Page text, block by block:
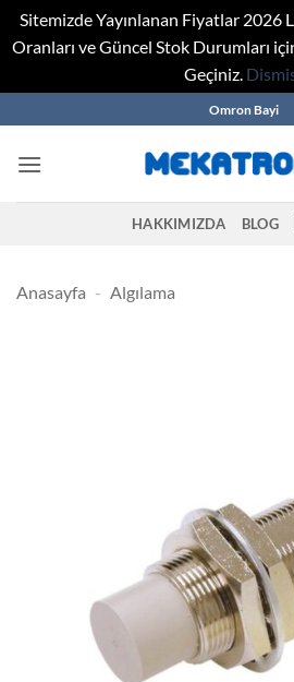
Sitemizde Yayınlanan Fiyatlar 2026
Oranları ve Güncel Stok Durumları
Geçiniz.
to
content
Omron Bayi
HAKKIMIZDA BLOG
Anasayfa - Algılama